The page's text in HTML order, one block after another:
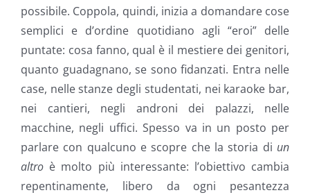
possibile. Coppola, quindi, inizia a domandare cose
semplici e d’ordine quotidiano agli “eroi” delle
puntate: cosa fanno, qual è il mestiere dei genitori,
quanto guadagnano, se sono fidanzati. Entra nelle
case, nelle stanze degli studentati, nei karaoke bar,
nei cantieri, negli androni dei palazzi, nelle
macchine, negli uffici. Spesso va in un posto per
parlare con qualcuno e scopre che la storia di un
altro è molto più interessante: l’obiettivo cambia
repentinamente, libero da ogni pesantezza